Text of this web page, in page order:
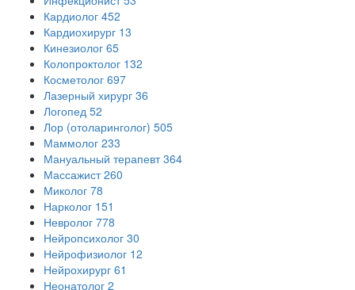
Кардиолог 452
Кардиохирург 13
Кинезиолог 65
Колопроктолог 132
Косметолог 697
Лазерный хирург 36
Логопед 52
Лор (отоларинголог) 505
Маммолог 233
Мануальный терапевт 364
Массажист 260
Миколог 78
Нарколог 151
Невролог 778
Нейропсихолог 30
Нейрофизиолог 12
Нейрохирург 61
Неонатолог 2